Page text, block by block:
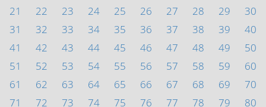
21
22 23 24 25 26 27 28 29
30
31
32 33 34 35 36 37 38 39
40
41
42 43 44 45 46 47 48 49
50
51
52 53 54 55 56 57 58 59
60
61
62 63 64 65 66 67 68 69
70
71
72 73 74 75 76 77 78 79
80